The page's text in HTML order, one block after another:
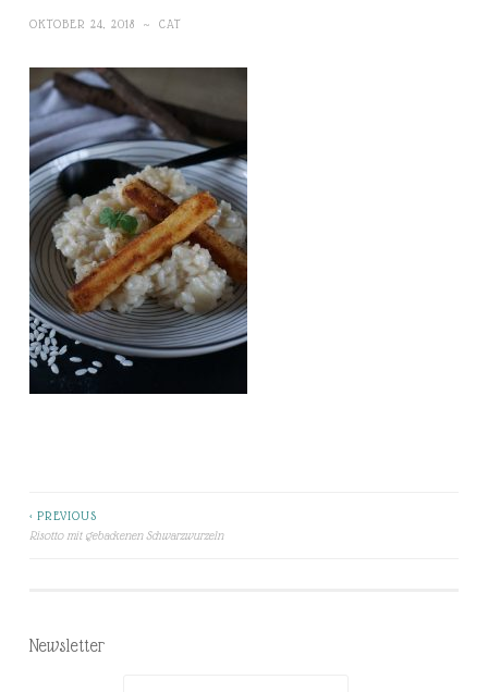
OKTOBER 24, 2018 ~ CAT
Beitragsnavigation
< PREVIOUS
Risotto mit gebackenen Schwarzwurzeln
Newsletter